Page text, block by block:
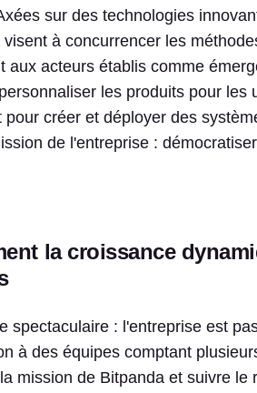
sur des technologies
à concurrencer les
aux acteurs établis comme
les produits pour les
créer et déployer des
de l'entreprise :
la croissance
spectaculaire : l'entreprise est
à des équipes comptant
mission de Bitpanda et suivre le